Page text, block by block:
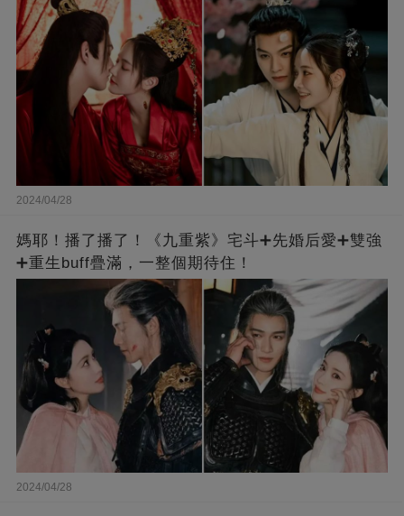
2024/04/28
媽耶！播了播了！《九重紫》宅斗➕先婚后愛➕雙強
➕重生buff疊滿，一整個期待住！
2024/04/28